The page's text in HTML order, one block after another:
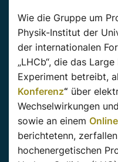
Wie die Gruppe um
Physik-Institut der
der internationalen
„LHCb“, die das
Experiment betreibt,
Konferenz“ über
Wechselwirkungen
sowie an einem
berichtetenn,
hochenergetischen